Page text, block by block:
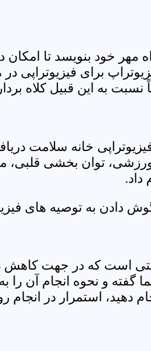
مهر خود بنویسد تا امکان
برای فیزیوتراپی در
به این قبیل کلاه
خانه سلامت
توان بخشی قلبی،
داد.
دادن به توصیه های
است که در جهت کاهش
گفته و نحوه انجام آن
دهید، استمرار در انجام